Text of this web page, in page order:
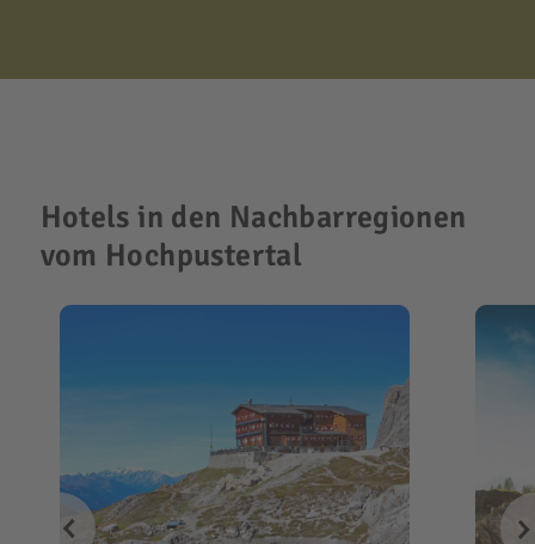
Hotels in den Nachbarregionen
vom Hochpustertal